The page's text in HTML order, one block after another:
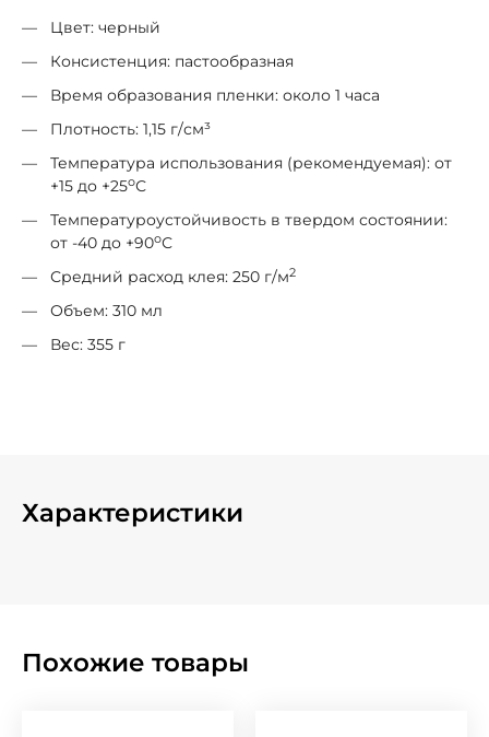
Цвет: черный
Консистенция: пастообразная
Время образования пленки: около 1 часа
Плотность: 1,15 г/см³
Температура использования (рекомендуемая): от
+15 до +25оС
Температуроустойчивость в твердом состоянии:
от -40 до +90оС
Средний расход клея: 250 г/м2
Объем: 310 мл
Вес: 355 г
Характеристики
Похожие товары